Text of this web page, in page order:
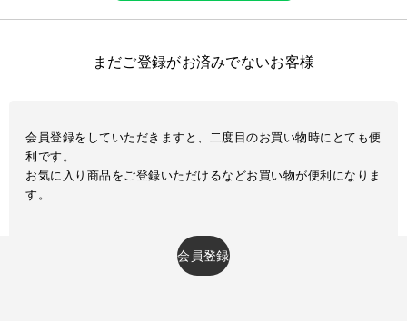
まだご登録がお済みでないお客様
会員登録をしていただきますと、二度目のお買い物時にとても便
利です。
お気に入り商品をご登録いただけるなどお買い物が便利になりま
す。
会員登録